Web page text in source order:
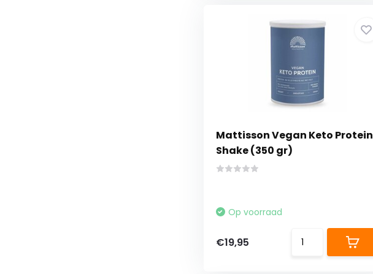
Mattisson Vegan Keto Protein
Shake (350 gr)
Op voorraad
€19,95